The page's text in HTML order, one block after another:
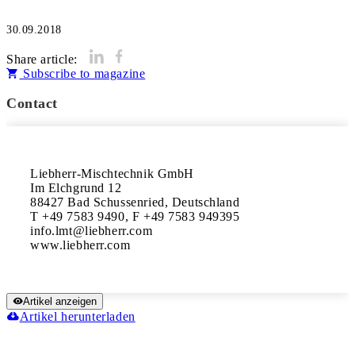
30.09.2018
Share article:
Subscribe to magazine
Contact
Liebherr-Mischtechnik GmbH
Im Elchgrund 12
88427 Bad Schussenried, Deutschland
T +49 7583 9490, F +49 7583 949395
info.lmt@liebherr.com
www.liebherr.com
Artikel anzeigen
Artikel herunterladen